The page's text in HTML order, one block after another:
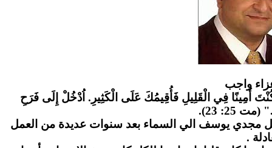
واجب
أَمِينًا فِي الْقَلِيلِ فَأُقِيمُكَ عَلَى الْكَثِيرِ. اُدْخُلْ إِلَى فَرَحِ
25: 23).
مجدي يوسف الي السماء بعد سنوات عديدة من العمل
.